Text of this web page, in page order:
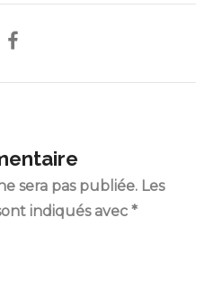
sera pas publiée. Les
indiqués avec *